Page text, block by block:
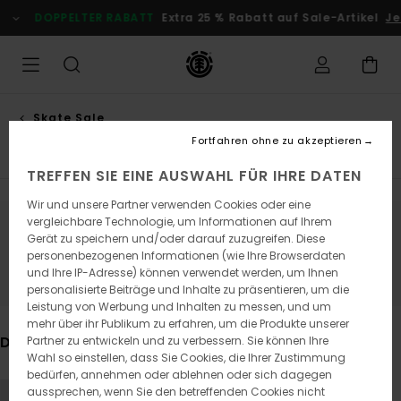
zur
Produkt
springen
RABATT Extra 25 % Rabatt auf Sale-Artikel Jetzt
Skate Sale
Bleib dabei, die Produkte sind bald
wieder da
Das könnte dir auch gefallen
Direkt
Überspringen
TREFFEN SIE EINE AUSWAHL FÜR IHRE DATEN
Wir und unsere Partner verwenden Cookies oder eine
vergleichbare Technologie, um Informationen auf Ihrem
Gerät zu speichern und/oder darauf zuzugreifen. Diese
personenbezogenen Informationen (wie Ihre Browserdaten
und Ihre IP-Adresse) können verwendet werden, um Ihnen
personalisierte Beiträge und Inhalte zu präsentieren, um die
Leistung von Werbung und Inhalten zu messen, und um
mehr über ihr Publikum zu erfahren, um die Produkte unserer
Partner zu entwickeln und zu verbessern. Sie können Ihre
Wahl so einstellen, dass Sie Cookies, die Ihrer Zustimmung
bedürfen, annehmen oder ablehnen oder sich dagegen
aussprechen, wenn Sie den betreffenden Cookies nicht
Fortfahren ohne zu akzeptieren